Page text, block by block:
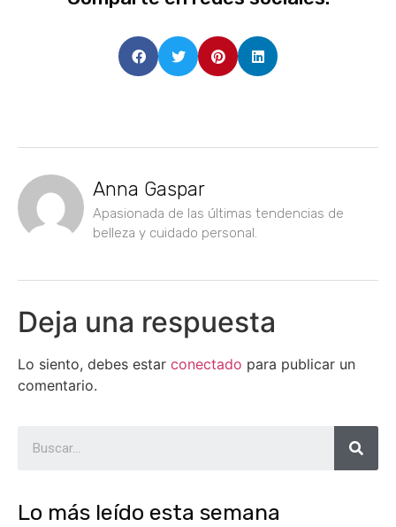
Anna Gaspar
Apasionada de las últimas tendencias de
belleza y cuidado personal.
Deja una respuesta
Lo siento, debes estar conectado para publicar un
comentario.
Lo más leído esta semana